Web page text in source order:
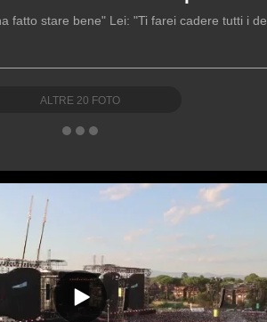
fatto stare bene" Lei: "Ti farei cadere tutti i
ALTRE 20 FOTO